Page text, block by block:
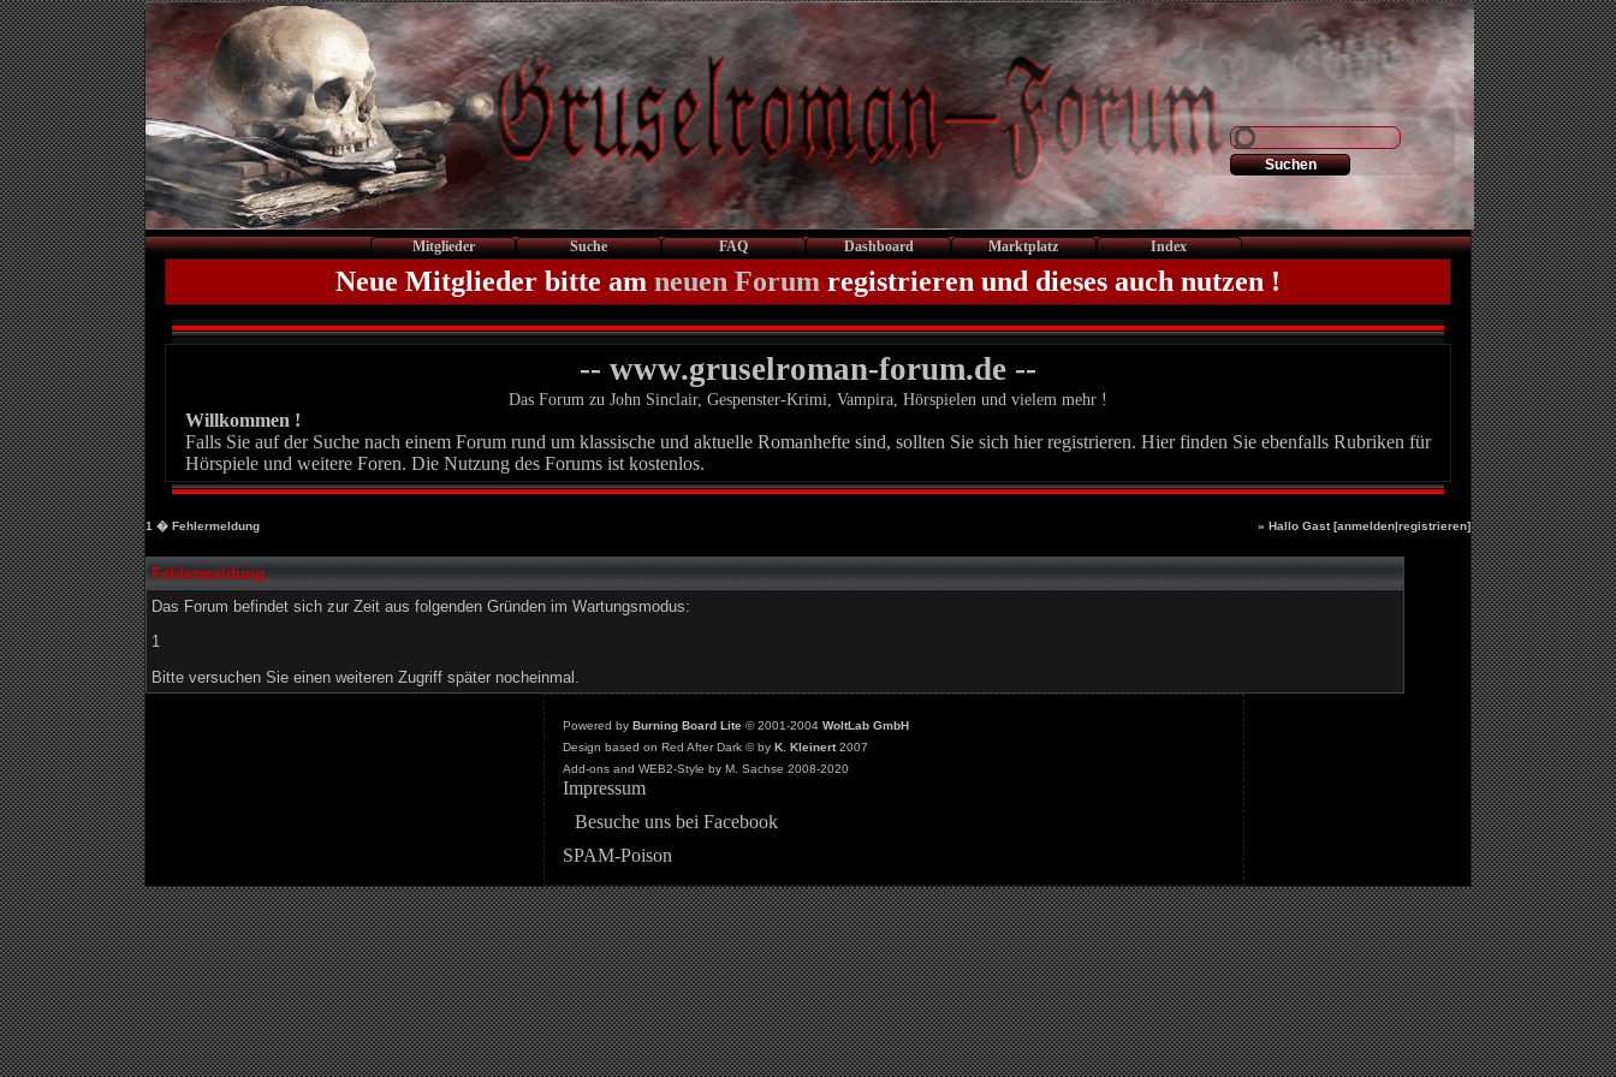
Mitglieder Suche FAQ Dashboard Marktplatz Index
Neue Mitglieder bitte am neuen Forum registrieren und dieses auch nutzen !
-- www.gruselroman-forum.de --
Das Forum zu John Sinclair, Gespenster-Krimi, Vampira, Hörspielen und vielem mehr !
Willkommen !
Falls Sie auf der Suche nach einem Forum rund um klassische und aktuelle Romanhefte sind, sollten Sie sich hier registrieren. Hier finden Sie ebenfalls Rubriken für
Hörspiele und weitere Foren. Die Nutzung des Forums ist kostenlos.
1 � Fehlermeldung » Hallo Gast [anmelden|registrieren]
Fehlermeldung
Das Forum befindet sich zur Zeit aus folgenden Gründen im Wartungsmodus:
1
Bitte versuchen Sie einen weiteren Zugriff später nocheinmal.
Powered by Burning Board Lite© 2001-2004 WoltLab GmbH
Design based on Red After Dark © by K. Kleinert2007
Add-ons and WEB2-Style by M. Sachse 2008-2020
Impressum
Besuche uns bei Facebook
SPAM-Poison